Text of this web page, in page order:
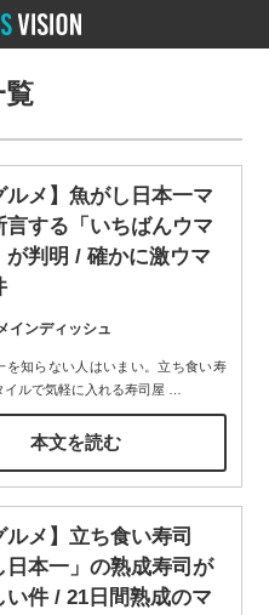
覧
ルメ】魚がし日本一マ
言する「いちばんウマ
が判明 / 確かに激ウマ
インディッシュ
を知らない人はいまい。立ち食い寿
イルで気軽に入れる寿司屋
本文を読む
ルメ】立ち食い寿司
日本一」の熟成寿司が
い件 / 21日間熟成のマ